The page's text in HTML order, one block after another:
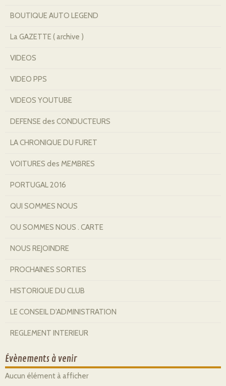
BOUTIQUE AUTO LEGEND
La GAZETTE ( archive )
VIDEOS
VIDEO PPS
VIDEOS YOUTUBE
DEFENSE des CONDUCTEURS
LA CHRONIQUE DU FURET
VOITURES des MEMBRES
PORTUGAL 2016
QUI SOMMES NOUS
OU SOMMES NOUS . CARTE
NOUS REJOINDRE
PROCHAINES SORTIES
HISTORIQUE DU CLUB
LE CONSEIL D'ADMINISTRATION
REGLEMENT INTERIEUR
Évènements à venir
Aucun élément à afficher